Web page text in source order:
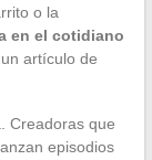
o la
en el cotidiano
artículo de
Creadoras que
episodios